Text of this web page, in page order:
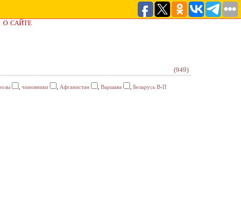
О САЙТЕ
(949)
, чиновники , Афганистан , Варшава , Беларусь В-П